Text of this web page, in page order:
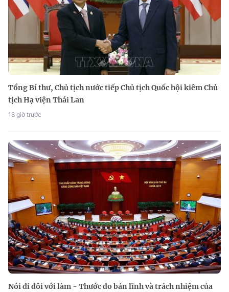
Tổng Bí thư, Chủ tịch nước tiếp Chủ tịch Quốc hội kiêm Chủ
tịch Hạ viện Thái Lan
18 giờ trước
Nói đi đôi với làm - Thước đo bản lĩnh và trách nhiệm của